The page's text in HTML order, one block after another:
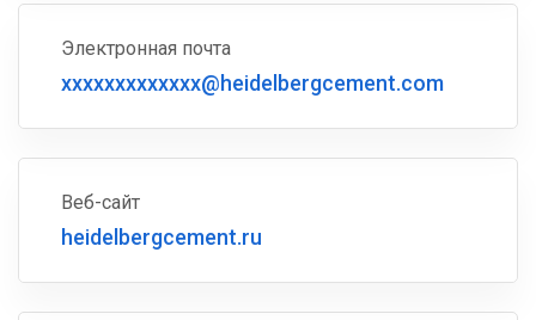
Электронная почта
xxxxxxxxxxxxx@heidelbergcement.com
Веб-сайт
heidelbergcement.ru